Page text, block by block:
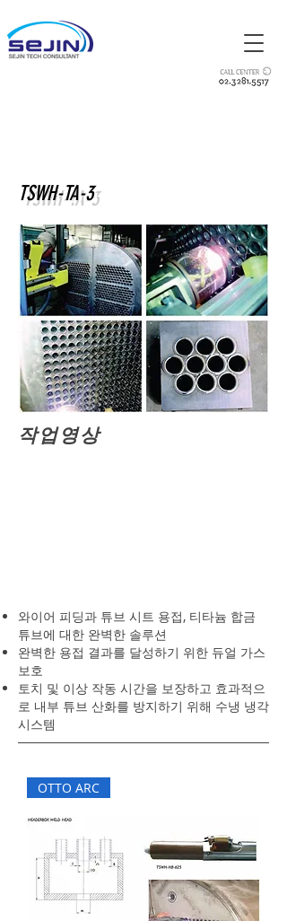
TSWH-TA-3
작업영상
와이어 피딩과 튜브 시트 용접, 티타늄 합금
튜브에 대한 완벽한 솔루션
완벽한 용접 결과를 달성하기 위한 듀얼 가스
보호
토치 및 이상 작동 시간을 보장하고 효과적으
로 내부 튜브 산화를 방지하기 위해 수냉 냉각
시스템
OTTO ARC